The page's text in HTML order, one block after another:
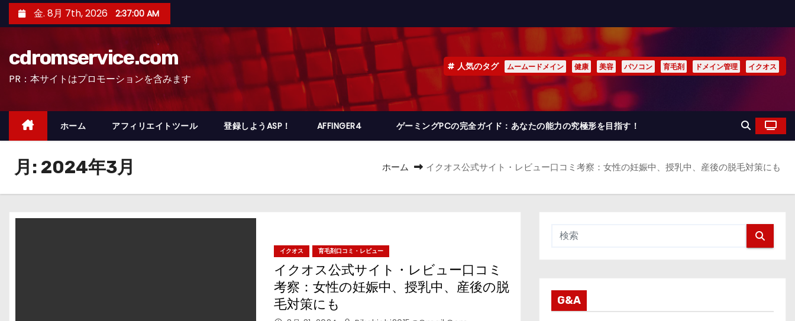
ン
ッ
金. 8月 7th, 2026 2:37:01 AM
cdromservice.com
PR：本サイトはプロモーションを含みます
人気のタグ ムームードメイン 健康 美容 パソコン 育毛剤 ドメイン管理 イクオス
ホーム アフィリエイトツール 登録しようASP！ AFFINGER4 ゲーミングPCの完全ガイド：あなたの能力の究極形を目指す！
月: 2024年3月 ホーム イクオス公式サイト・レビュー口コミ考察：女性の妊娠中、授乳中、産後の脱毛対策にも
イクオス 育毛剤口コミ・レビュー
イクオス公式サイト・レビュー口コミ
考察：女性の妊娠中、授乳中、産後の脱
毛対策にも
G&A